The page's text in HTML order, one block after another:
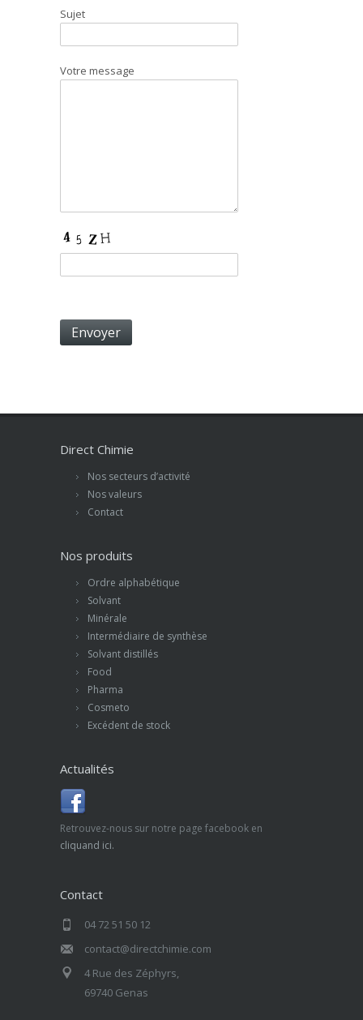
Sujet
Votre message
Direct Chimie
Nos secteurs d’activité
Nos valeurs
Contact
Nos produits
Ordre alphabétique
Solvant
Minérale
Intermédiaire de synthèse
Solvant distillés
Food
Pharma
Cosmeto
Excédent de stock
Actualités
Retrouvez-nous sur notre page facebook en
cliquand ici.
Contact
04 72 51 50 12
contact@directchimie.com
4 Rue des Zéphyrs,
69740 Genas